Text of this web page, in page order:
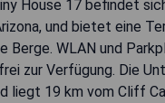
House 17 befindet
und bietet eine
Berge. WLAN und
zur Verfügung. Die
liegt 19 km vom Cliff